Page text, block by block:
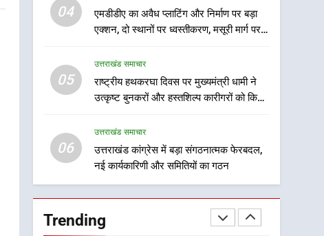
04
एमडीडीए का अवैध प्लाटिंग और निर्माण पर बड़ा
एक्शन, दो स्थानों पर ध्वस्तीकरण, मसूरी मार्ग पर
05
उत्तराखंड समाचार
राष्ट्रीय हथकरघा दिवस पर मुख्यमंत्री धामी ने
उत्कृष्ट बुनकरों और हस्तशिल्प कारीगरों को किया
06
उत्तराखंड समाचार
उत्तराखंड कांग्रेस में बड़ा संगठनात्मक फेरबदल,
नई कार्यकारिणी और समितियों का गठन
Trending
गठन
7
मुख्यमंत्री धामी बोले- युवाओं को
हजारों पदों पर की जाएगी भर्ती
उत्तराखंड समाचार
से जुड़ी 12 किमी ग्रीनफील्ड
बाईपास परियोजना का डीएम ने
किया निरीक्षण; समयबद्ध एवं
गुणवत्तापूर्ण निर्माण सुनिश्चित करने
के निर्देश, सुरक्षा मानकों से कोई
उत्तराखंड समाचार
1
खेल महाकुंभ 2026ः 01 सितंबर
से सजेगा मुख्यमंत्री चौम्पियनशिप
ट्रॉफी का मंच, न्याय पंचायत से